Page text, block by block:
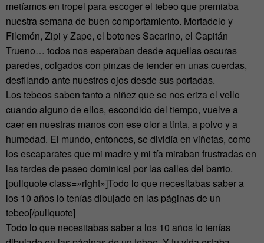
metíamos en tropel para escoger el tebeo que premiaba
nuestra semana de buen comportamiento. Mortadelo y
Filemón, Zipi y Zape, el botones Sacarino, el Capitán
Trueno… todos nos esperaban desde aquellas oscuras
paredes, colgados con pinzas de tender en unas cuerdas,
desfilando ante nuestros ojos desde sus portadas.
Los tebeos saben tanto a niñez que se nos eriza el vello
cuando alguno de ellos, escondido del tiempo, vuelve a
caer en nuestras manos con ese olor a tinta, a polvo y a
humedad. El mundo, entonces, se dividía en viñetas, como
los escaparates que mi madre y mi tía miraban frustradas en
las tardes de paseo dominical por las calles del barrio.
[pullquote class=»right»]Todo lo que necesitabas saber a
los 10 años lo tenías dibujado en las páginas de un
tebeo[/pullquote]
Todo lo que necesitabas saber a los 10 años lo tenías